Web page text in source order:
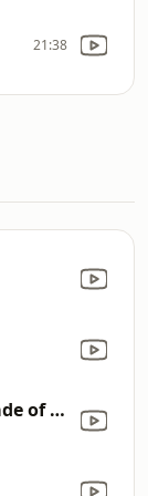
21:38
Sweet Dreams (Are Made of This)